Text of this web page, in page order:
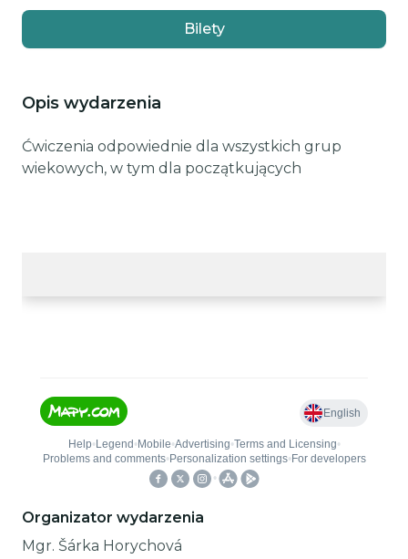
Bilety
Opis wydarzenia
Ćwiczenia odpowiednie dla wszystkich grup
wiekowych, w tym dla początkujących
Organizator wydarzenia
Mgr. Šárka Horychová